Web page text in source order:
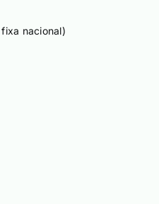
nacional)